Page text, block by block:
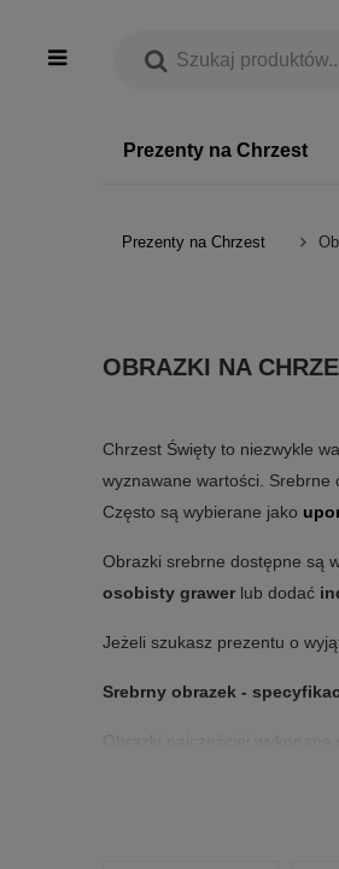
Prezenty na Chrzest
Prezenty na Chrzest
OBRAZKI NA
Chrzest Święty to niezwykle
wyznawane wartości. Srebrne
Często są wybierane jako
Obrazki srebrne dostępne są
osobisty grawer lub dodać
Jeżeli szukasz prezentu o
Srebrny obrazek -
Obrazki najczęściej